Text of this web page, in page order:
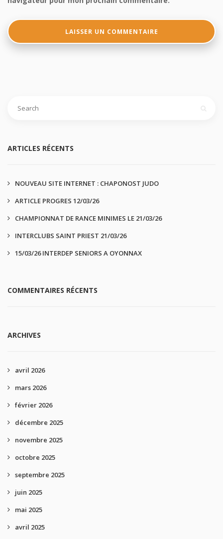
ARTICLES RÉCENTS
NOUVEAU SITE INTERNET : CHAPONOST JUDO
ARTICLE PROGRES 12/03/26
CHAMPIONNAT DE RANCE MINIMES LE 21/03/26
INTERCLUBS SAINT PRIEST 21/03/26
15/03/26 INTERDEP SENIORS A OYONNAX
COMMENTAIRES RÉCENTS
ARCHIVES
avril 2026
mars 2026
février 2026
décembre 2025
novembre 2025
octobre 2025
septembre 2025
juin 2025
mai 2025
avril 2025